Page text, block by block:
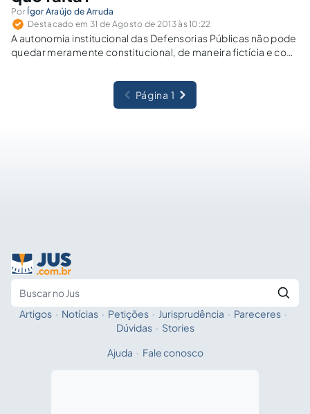
Por Ígor Araújo de Arruda
Destacado em 31 de Agosto de 2013 às 10:22
A autonomia institucional das Defensorias Públicas não pode
quedar meramente constitucional, de maneira fictícia e com
reconhecimento pelos Poderes Constituídos.
Página 1
Fale com a IA
Artigos · Notícias · Petições · Jurisprudência · Pareceres ·
Dúvidas · Stories
Ajuda · Fale conosco